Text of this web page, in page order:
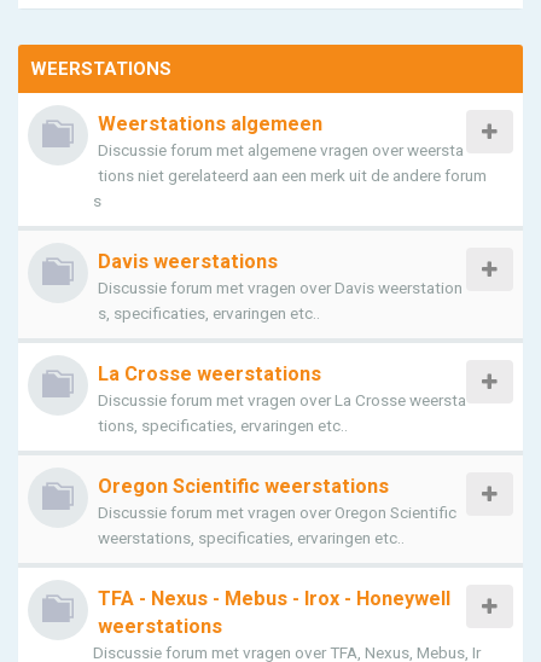
WEERSTATIONS
Weerstations algemeen
Discussie forum met algemene vragen over weersta
tions niet gerelateerd aan een merk uit de andere forum
s
Davis weerstations
Discussie forum met vragen over Davis weerstation
s, specificaties, ervaringen etc..
La Crosse weerstations
Discussie forum met vragen over La Crosse weersta
tions, specificaties, ervaringen etc..
Oregon Scientific weerstations
Discussie forum met vragen over Oregon Scientific
weerstations, specificaties, ervaringen etc..
TFA - Nexus - Mebus - Irox - Honeywell
weerstations
Discussie forum met vragen over TFA, Nexus, Mebus, Ir